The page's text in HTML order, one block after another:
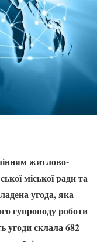
житлово-
міської ради та
угода, яка
супроводу роботи
угоди склала 682